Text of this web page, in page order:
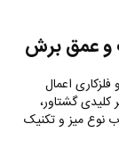
و عمق برش
اعمال
کلیدی گشتاور،
نوع میز و تکنیک